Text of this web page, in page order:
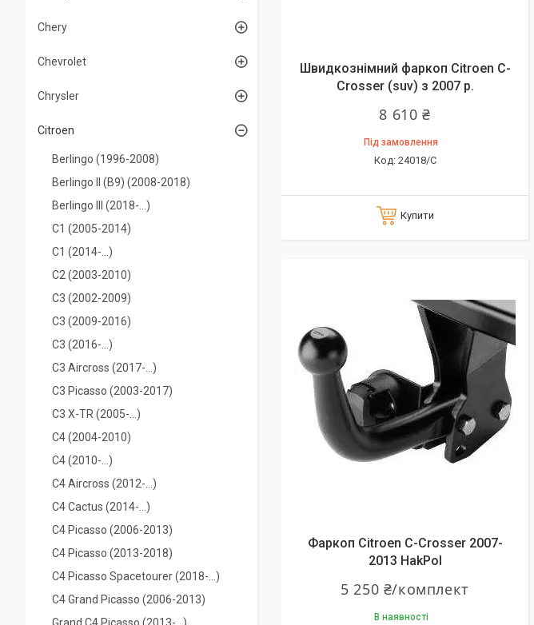
Швидкознімний фаркоп Citroen C-
Crosser (suv) з 2007 р.
8 610 ₴
Під замовлення
24018/C
Купити
Фаркоп Citroen C-Crosser 2007-
2013 HakPol
5 250 ₴/комплект
В наявності
Chery
Chevrolet
Chrysler
Citroen
Berlingo (1996-2008)
Berlingo II (B9) (2008-2018)
Berlingo III (2018-...)
С1 (2005-2014)
С1 (2014-...)
С2 (2003-2010)
С3 (2002-2009)
С3 (2009-2016)
С3 (2016-...)
C3 Aircross (2017-...)
С3 Picasso (2003-2017)
C3 X-TR (2005-...)
С4 (2004-2010)
С4 (2010-...)
C4 Aircross (2012-...)
С4 Cactus (2014-...)
C4 Picasso (2006-2013)
C4 Picasso (2013-2018)
C4 Picasso Spacetourer (2018-...)
C4 Grand Picasso (2006-2013)